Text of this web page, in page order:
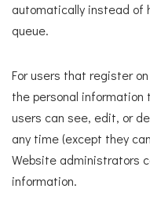
automatically instead of
queue.
For users that register
the personal information
users can see, edit, or
any time (except they
Website administrators
information.